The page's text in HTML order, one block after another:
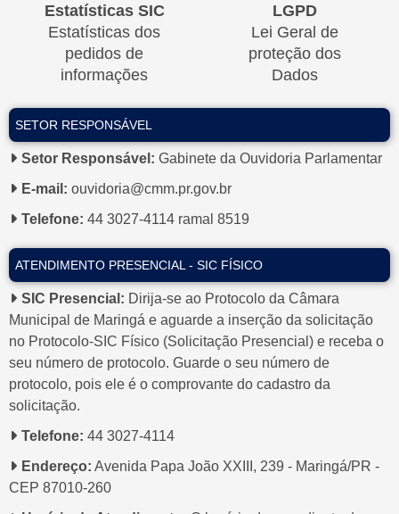
COMISSÕES
PLENÁRIA
LICITAÇÕES
VIVO
INFORMAÇÕES
INSTITUCIONAIS
CONHEÇA A
CÂMARA
Estatísticas SIC
Estatísticas dos
pedidos de
informações
LGPD
Lei Geral de
proteção dos
Dados
SETOR RESPONSÁVEL
Setor Responsável: Gabinete da Ouvidoria Parlamentar
E-mail: ouvidoria@cmm.pr.gov.br
Telefone: 44 3027-4114 ramal 8519
ATENDIMENTO PRESENCIAL - SIC FÍSICO
SIC Presencial: Dirija-se ao Protocolo da Câmara
Municipal de Maringá e aguarde a inserção da solicitação
no Protocolo-SIC Físico (Solicitação Presencial) e receba o
seu número de protocolo. Guarde o seu número de
protocolo, pois ele é o comprovante do cadastro da
solicitação.
Telefone: 44 3027-4114
Endereço: Avenida Papa João XXIII, 239 - Maringá/PR -
CEP 87010-260